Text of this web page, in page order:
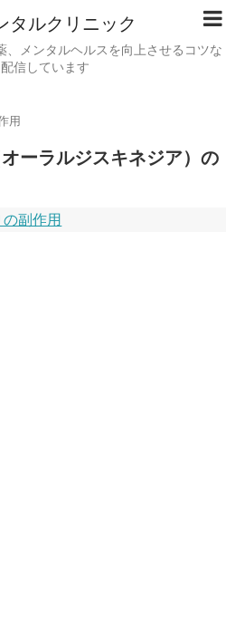
タルクリニック
、メンタルヘルスを向上させるコツな
信しています
用
ーラルジスキネジア）の
副作用